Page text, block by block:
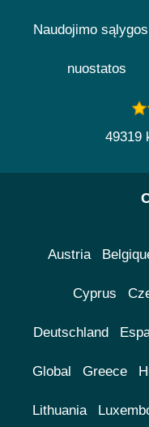
Naudojimo
nuostatos
49319
Austria
Cyprus
Deutschland
Global Greece
Lithuania